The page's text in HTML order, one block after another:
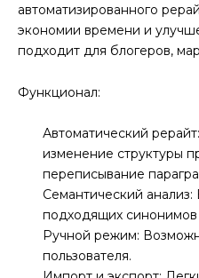
автоматизированного
экономии времени и
подходит для блогеров,
Функционал:
Автоматический
изменение структуры
переписывание
Семантический
подходящих синонимов
Ручной режим:
пользователя.